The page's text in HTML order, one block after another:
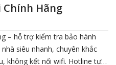
Chính Hãng
– hỗ trợ kiểm tra bảo hành
siêu nhanh, chuyên khắc
không kết nối wifi. Hotline tư